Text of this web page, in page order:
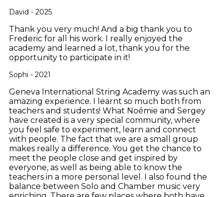
David - 2025
Thank you very much! And a big thank you to
Frederic for all his work. I really enjoyed the
academy and learned a lot, thank you for the
opportunity to participate in it!
Sophi - 2021
Geneva International String Academy was such an
amazing experience. I learnt so much both from
teachers and students! What Noémie and Sergey
have created is a very special community, where
you feel safe to experiment, learn and connect
with people. The fact that we are a small group
makes really a difference. You get the chance to
meet the people close and get inspired by
everyone, as well as being able to know the
teachers in a more personal level. I also found the
balance between Solo and Chamber music very